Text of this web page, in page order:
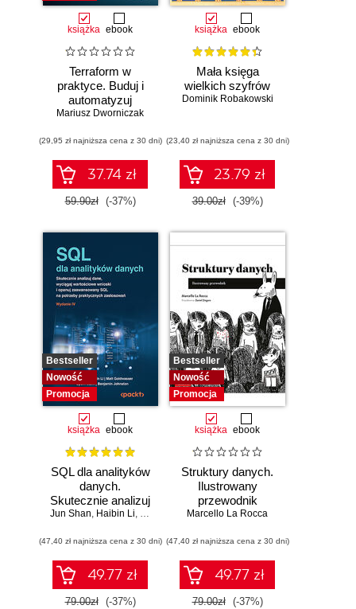
książka ebook
Terraform w
praktyce. Buduj i
automatyzuj
infrastrukturę
zarządzaj nią z
wykorzystaniem
Dockera
Mariusz Dworniczak
(29,95 zł najniższa cena z 30 dni)
37.74 zł
59.90zł (-37%)
książka ebook
Mała księga
wielkich szyfrów
Dominik Robakowski
(23,40 zł najniższa cena z 30 dni)
23.79 zł
39.00zł (-39%)
Bestseller
Nowość
Promocja
książka ebook
SQL dla analityków
danych.
Skutecznie analizuj
dane, wyciągaj
wnioski i opanuj
zaawansowany
SQL na potrzeby
praktycznych
zastosowań.
Jun Shan, Haibin Li, Matt Goldwasser, Upom Malik
(47,40 zł najniższa cena z 30 dni)
49.77 zł
79.00zł (-37%)
Bestseller
Nowość
Promocja
książka ebook
Struktury danych.
Ilustrowany
przewodnik
Marcello La Rocca
(47,40 zł najniższa cena z 30 dni)
49.77 zł
79.00zł (-37%)